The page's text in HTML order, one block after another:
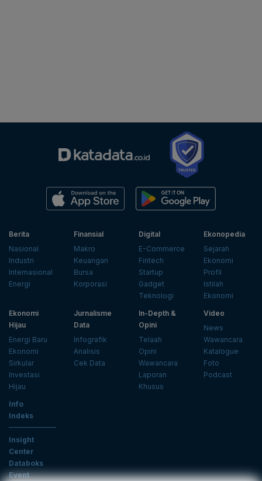
Berita
Nasional
Industri
Internasional
Energi
Finansial
Makro
Keuangan
Bursa
Korporasi
Digital
E-Commerce
Fintech
Startup
Gadget
Teknologi
Ekonopedia
Sejarah
Ekonomi
Profil
Istilah
Ekonomi
Ekonomi
Hijau
Energi Baru
Ekonomi
Sirkular
Investasi
Hijau
Jurnalisme
Data
Infografik
Analisis
Cek Data
In-Depth &
Opini
Telaah
Opini
Wawancara
Laporan
Khusus
Video
News
Wawancara
Katalogue
Foto
Podcast
Info
Indeks
Insight
Center
Databoks
Event